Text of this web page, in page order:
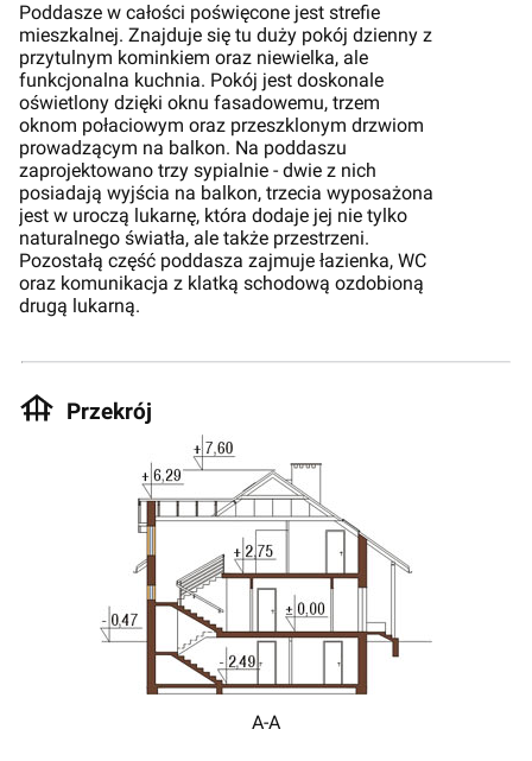
Poddasze w całości poświęcone jest strefie
mieszkalnej. Znajduje się tu duży pokój dzienny z
przytulnym kominkiem oraz niewielka, ale
funkcjonalna kuchnia. Pokój jest doskonale
oświetlony dzięki oknu fasadowemu, trzem
oknom połaciowym oraz przeszklonym drzwiom
prowadzącym na balkon. Na poddaszu
zaprojektowano trzy sypialnie - dwie z nich
posiadają wyjścia na balkon, trzecia wyposażona
jest w uroczą lukarnę, która dodaje jej nie tylko
naturalnego światła, ale także przestrzeni.
Pozostałą część poddasza zajmuje łazienka, WC
oraz komunikacja z klatką schodową ozdobioną
drugą lukarną.
Przekrój
A-A